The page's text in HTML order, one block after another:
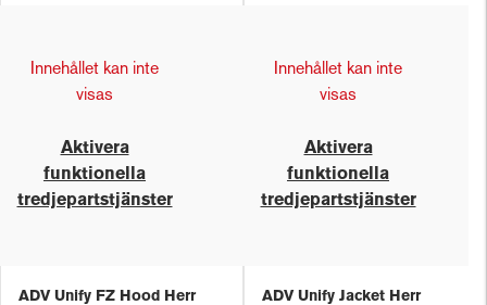
Innehållet kan inte
visas
Aktivera
funktionella
tredjepartstjänster
ADV Unify FZ Hood Herr
Innehållet kan inte
visas
Aktivera
funktionella
tredjepartstjänster
ADV Unify Jacket Herr